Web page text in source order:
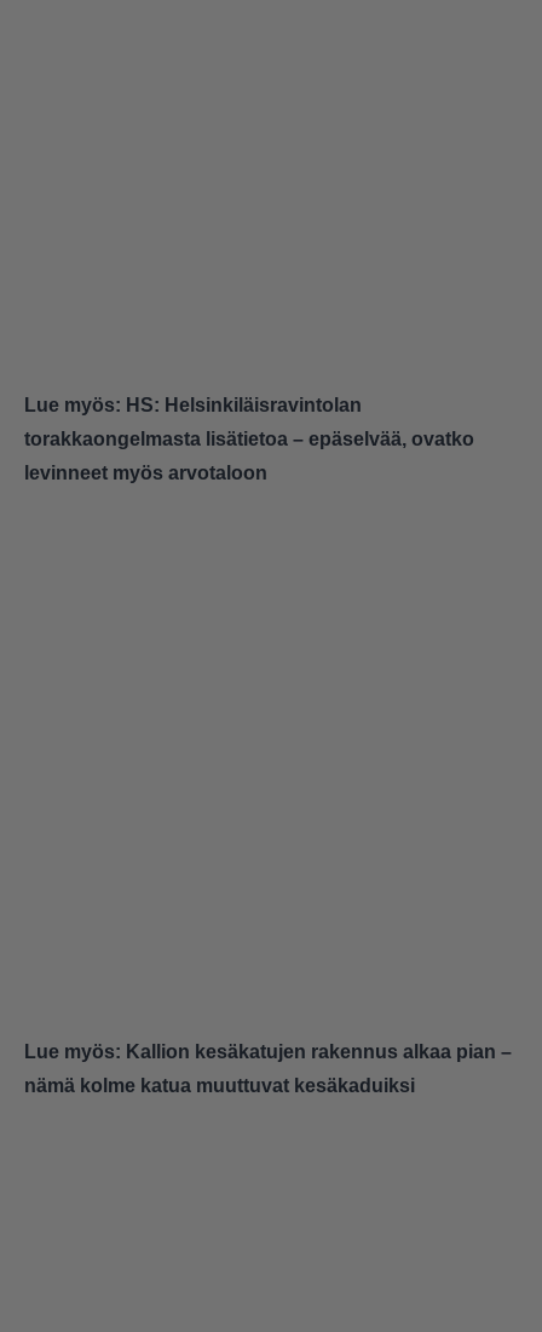
Lue myös: HS: Helsinkiläisravintolan
torakkaongelmasta lisätietoa – epäselvää, ovatko
levinneet myös arvotaloon
Lue myös: Kallion kesäkatujen rakennus alkaa pian –
nämä kolme katua muuttuvat kesäkaduiksi